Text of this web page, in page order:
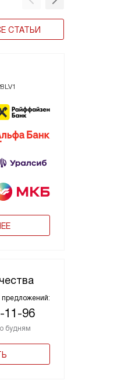
СТАТЬИ
предложений:
11-96
будням